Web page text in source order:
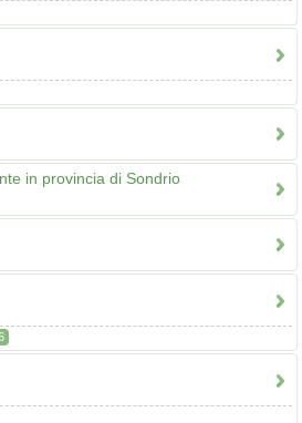
in provincia di Sondrio